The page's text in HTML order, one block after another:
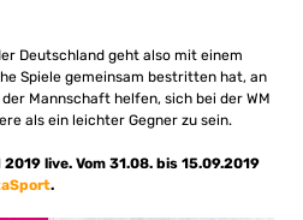
Deutschland geht also mit einem
Spiele gemeinsam bestritten hat, an
Mannschaft helfen, sich bei der WM
als ein leichter Gegner zu sein.
live. Vom 31.08. bis 15.09.2019
.